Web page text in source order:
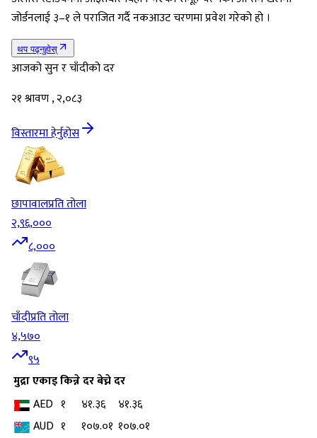
जोर्डनलाई ३–१ ले पराजित गर्दै नकआउट चरणमा प्रवेश गरेको हो ।
थप पढ्नुहोस्
आजको सुन र चाँदीको दर
२१ श्रावण , २,०८३
विस्तारमा हेर्नुहोस
छापावालप्रति तोला
२,९६,०००
८,०००
चाँदीप्रति तोला
४,५७०
९५
मुद्राएकाइकिन्ने दरबेच्ने दर
AED १ ४१.३६
४१.३६
AUD १ १०७.०१ १०७.०१